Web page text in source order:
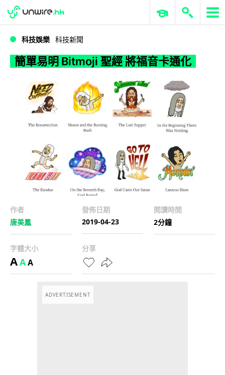
簡單易明 Bitmoji 聖經 將福音卡通化
WWDC 2026 ERP 與商業 AI
科技娛樂 科技新聞
簡單易明 Bitmoji 聖經 將福音卡通化
作者
唐美鳳
發佈日期
2019-04-23
閱讀時間
2分鐘
字體大小
AAA
分享
ADVERTISEMENT